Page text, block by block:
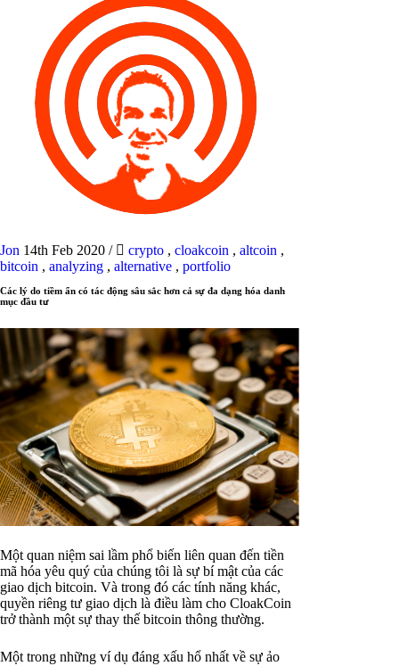
Jon 14th Feb 2020 / crypto , cloakcoin , altcoin ,
bitcoin , analyzing , alternative , portfolio
Các lý do tiềm ẩn có tác động sâu sắc hơn cả sự đa dạng hóa danh
mục đầu tư
Một quan niệm sai lầm phổ biến liên quan đến tiền
mã hóa yêu quý của chúng tôi là sự bí mật của các
giao dịch bitcoin. Và trong đó các tính năng khác,
quyền riêng tư giao dịch là điều làm cho CloakCoin
trở thành một sự thay thế bitcoin thông thường.
Một trong những ví dụ đáng xấu hổ nhất về sự ảo